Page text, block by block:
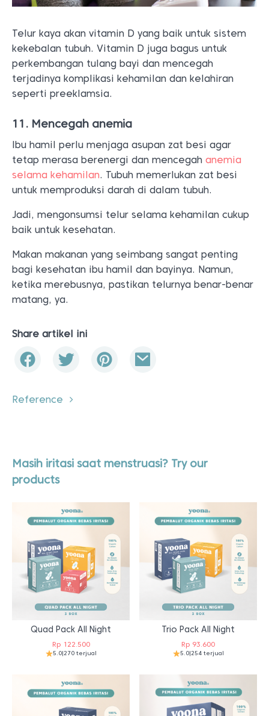
Telur kaya akan vitamin D yang baik untuk sistem
kekebalan tubuh. Vitamin D juga bagus untuk
perkembangan tulang bayi dan mencegah
terjadinya komplikasi kehamilan dan kelahiran
seperti preeklamsia.
11. Mencegah anemia
Ibu hamil perlu menjaga asupan zat besi agar
tetap merasa berenergi dan mencegah anemia
selama kehamilan. Tubuh memerlukan zat besi
untuk memproduksi darah di dalam tubuh.
Jadi, mengonsumsi telur selama kehamilan cukup
baik untuk kesehatan.
Makan makanan yang seimbang sangat penting
bagi kesehatan ibu hamil dan bayinya. Namun,
ketika merebusnya, pastikan telurnya benar-benar
matang, ya.
Share artikel ini
Reference
Masih iritasi saat menstruasi? Try our
products
Quad Pack All Night
Rp122.500
5.0|270 terjual
Trio Pack All Night
Rp 93.600
5.0|254 terjual